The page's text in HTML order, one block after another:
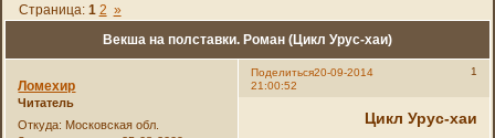
Векша на полставки. Роман (Цикл Урус-хаи)
Страница: 1 2 »
Поделиться 1
20-09-2014
21:00:52
Ломехир
Читатель
Откуда: Московская обл.
Цикл Урус-хаи